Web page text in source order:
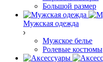
Большой размер
Мужская одежда
Мужское белье
Ролевые костюмы